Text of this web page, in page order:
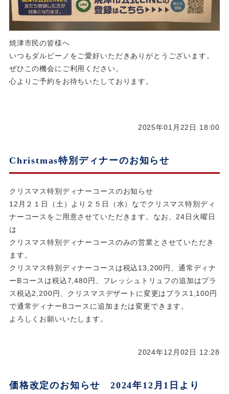
焼津市民の皆様へ
いつもダルピーノをご愛好いただきありがとうございます。
ぜひこの機会にご利用ください。
心よりご予約をお待ちいたしております。
2025年01月22日 18:00
Christmas特別ディナーのお知らせ
クリスマス特別ディナーコースのお知らせ
12月２１日（土）より２５日（水）なでクリスマス特別ディ
ナーコースをご用意させていただきます。なお、24日火曜日
は
クリスマス特別ディナーコースのみの営業とさせていただき
ます。
クリスマス特別ディナーコースは税込13,200円、通常ディナ
ーBコースは税込7,480円、フレッシュトリュフの追加はプラ
ス税込2,200円、クリスマスデザートに変更はプラス1,100円
で通常ディナーBコースに追加または変更できます。
よろしくお願いいたします。
2024年12月02日 12:28
価格改定のお知らせ 2024年12月1日より